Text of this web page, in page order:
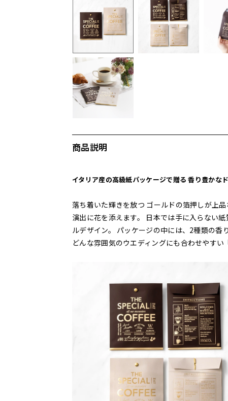
商品説明
イタリア産の高級紙パッケージで贈る 香り豊かな
落ち着いた輝きを放つ ゴールドの箔押しが上
演出に花を添えます。 日本では手に入らない
ルデザイン。 パッケージの中には、2種類の香
どんな雰囲気のウエディングにも合わせやすい